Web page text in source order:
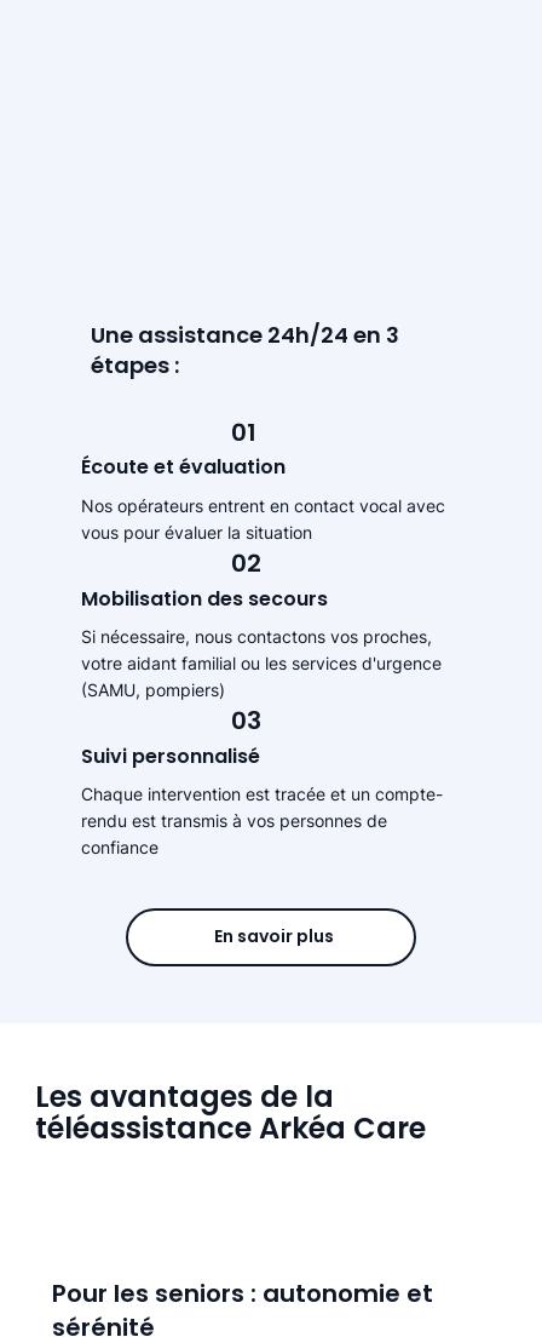
Les avantages de la
téléassistance Arkéa Care
Pour les seniors : autonomie et
sérénité
Une assistance 24h/24 en 3
étapes :
01
Écoute et évaluation
Nos opérateurs entrent en contact vocal avec
vous pour évaluer la situation
02
Mobilisation des secours
Si nécessaire, nous contactons vos proches,
votre aidant familial ou les services d'urgence
(SAMU, pompiers)
03
Suivi personnalisé
Chaque intervention est tracée et un compte-
rendu est transmis à vos personnes de
confiance
En savoir plus